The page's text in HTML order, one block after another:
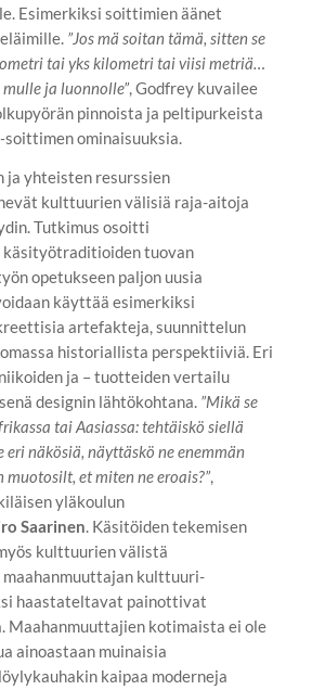
Esimerkiksi soittimien äänet
”Jos mä soitan tämä, sitten se
tai yks kilometri tai viisi metriä…
ja luonnolle”, Godfrey kuvailee
pinnoista ja peltipurkeista
soittimen ominaisuuksia.
ja yhteisten resurssien
kulttuurien välisiä raja-aitoja
Tutkimus osoitti
käsityötraditioiden tuovan
opetukseen paljon uusia
käyttää esimerkiksi
artefakteja, suunnittelun
historiallista perspektiiviä. Eri
ja – tuotteiden vertailu
designin lähtökohtana. ”Mikä se
tai Aasiassa: tehtäiskö siellä
eri näkösiä, näyttäskö ne enemmän
et miten ne eroais?”,
yläkoulun
Saarinen. Käsitöiden tekemisen
kulttuurien välistä
kulttuuri-
haastateltavat painottivat
Maahanmuuttajien kotimaista ei ole
ainoastaan muinaisia
kaipaa moderneja